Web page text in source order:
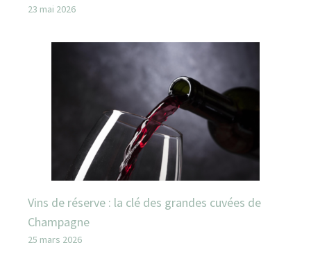
23 mai 2026
Vins de réserve : la clé des grandes cuvées de
Champagne
25 mars 2026